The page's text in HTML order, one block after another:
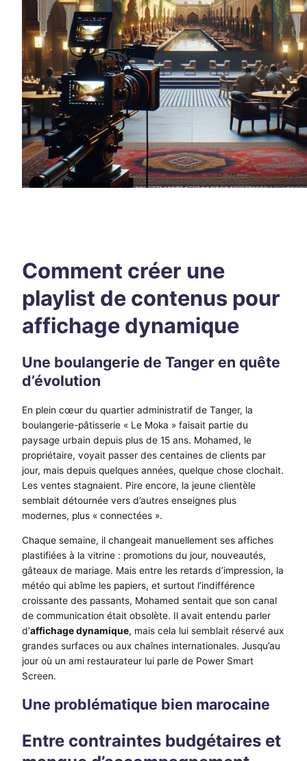
Comment créer une
playlist de contenus pour
affichage dynamique
Une boulangerie de Tanger en quête
d’évolution
En plein cœur du quartier administratif de Tanger, la
boulangerie-pâtisserie « Le Moka » faisait partie du
paysage urbain depuis plus de 15 ans. Mohamed, le
propriétaire, voyait passer des centaines de clients par
jour, mais depuis quelques années, quelque chose clochait.
Les ventes stagnaient. Pire encore, la jeune clientèle
semblait détournée vers d’autres enseignes plus
modernes, plus « connectées ».
Chaque semaine, il changeait manuellement ses affiches
plastifiées à la vitrine : promotions du jour, nouveautés,
gâteaux de mariage. Mais entre les retards d’impression, la
météo qui abîme les papiers, et surtout l’indifférence
croissante des passants, Mohamed sentait que son canal
de communication était obsolète. Il avait entendu parler
d’affichage dynamique, mais cela lui semblait réservé aux
grandes surfaces ou aux chaînes internationales. Jusqu’au
jour où un ami restaurateur lui parle de Power Smart
Screen.
Une problématique bien marocaine
Entre contraintes budgétaires et